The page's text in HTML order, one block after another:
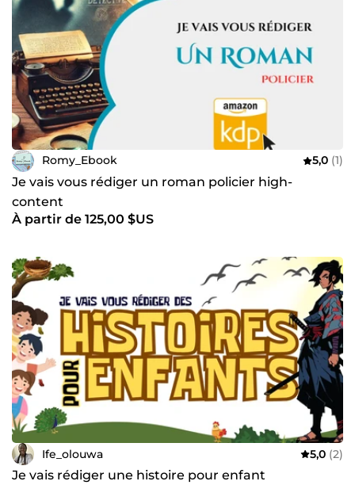
Romy_Ebook 5,0 (1)
Je vais vous rédiger un roman policier high-
content
À partir de 125,00 $US
Ife_olouwa 5,0 (2)
Je vais rédiger une histoire pour enfant